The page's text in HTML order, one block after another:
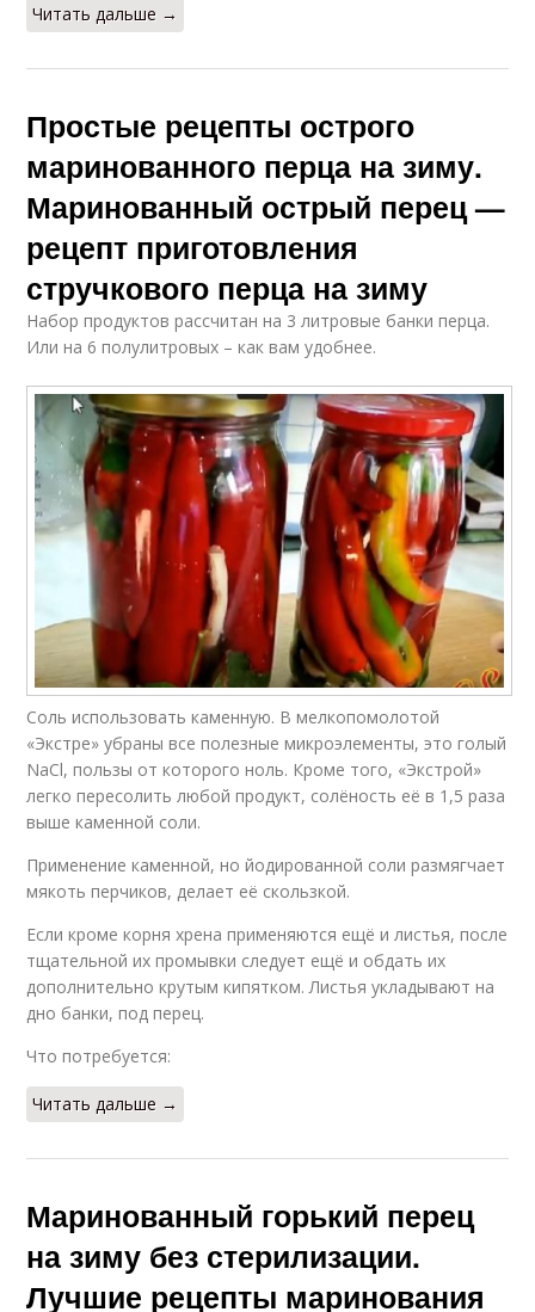
Читать дальше →
Простые рецепты острого
маринованного перца на зиму.
Маринованный острый перец —
рецепт приготовления
стручкового перца на зиму
Набор продуктов рассчитан на 3 литровые банки перца.
Или на 6 полулитровых – как вам удобнее.
Соль использовать каменную. В мелкопомолотой
«Экстре» убраны все полезные микроэлементы, это голый
NaCl, пользы от которого ноль. Кроме того, «Экстрой»
легко пересолить любой продукт, солёность её в 1,5 раза
выше каменной соли.
Применение каменной, но йодированной соли размягчает
мякоть перчиков, делает её скользкой.
Если кроме корня хрена применяются ещё и листья, после
тщательной их промывки следует ещё и обдать их
дополнительно крутым кипятком. Листья укладывают на
дно банки, под перец.
Что потребуется:
Читать дальше →
Маринованный горький перец
на зиму без стерилизации.
Лучшие рецепты маринования